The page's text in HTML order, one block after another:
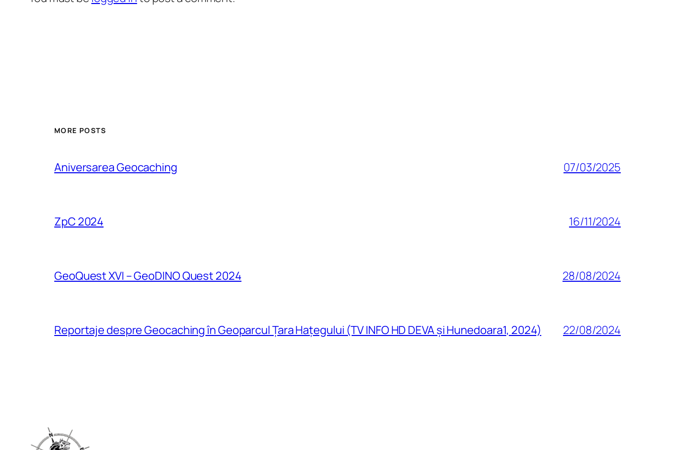
MORE POSTS
Aniversarea Geocaching 07/03/2025
ZpC 2024 16/11/2024
GeoQuest XVI – GeoDINO Quest 2024 28/08/2024
Reportaje despre Geocaching în Geoparcul Țara Hațegului (TV INFO HD DEVA și Hunedoara1, 2024) 22/08/2024